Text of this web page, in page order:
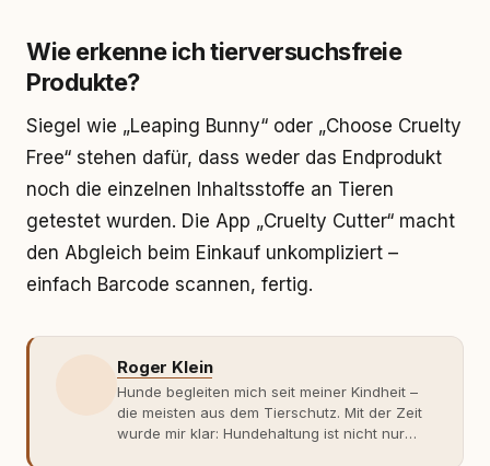
Wie erkenne ich tierversuchsfreie
Produkte?
Siegel wie „Leaping Bunny“ oder „Choose Cruelty
Free“ stehen dafür, dass weder das Endprodukt
noch die einzelnen Inhaltsstoffe an Tieren
getestet wurden. Die App „Cruelty Cutter“ macht
den Abgleich beim Einkauf unkompliziert –
einfach Barcode scannen, fertig.
Roger Klein
Hunde begleiten mich seit meiner Kindheit –
die meisten aus dem Tierschutz. Mit der Zeit
wurde mir klar: Hundehaltung ist nicht nur